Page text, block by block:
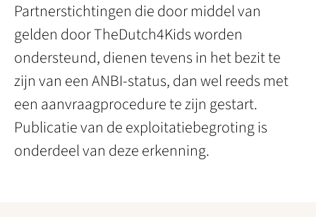
Partnerstichtingen die door middel van
gelden door TheDutch4Kids worden
ondersteund, dienen tevens in het bezit te
zijn van een ANBI-status, dan wel reeds met
een aanvraagprocedure te zijn gestart.
Publicatie van de exploitatiebegroting is
onderdeel van deze erkenning.